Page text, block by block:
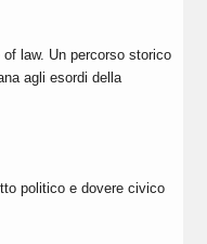
law. Un percorso storico
agli esordi della
politico e dovere civico